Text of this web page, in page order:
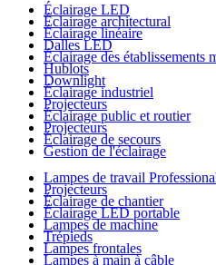
Éclairage LED
Éclairage architectural
Éclairage linéaire
Dalles LED
Éclairage des établissements
Hublots
Downlight
Éclairage industriel
Projecteurs
Éclairage public et routier
Projecteurs
Éclairage de secours
Gestion de l'éclairage
Lampes de travail
Projecteurs
Éclairage de chantier
Éclairage LED portable
Lampes de machine
Trépieds
Lampes frontales
Lampes à main à câble